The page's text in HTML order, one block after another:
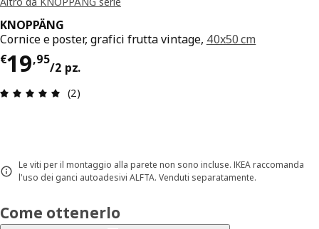
KNOPPÄNG
Cornice e poster, grafici frutta vintage, 40x50 cm
€19,95
/2 pz.
Prezzo € 19,95/2 pz.
Recensione: 5 di 5 stelle. Recensioni totali: 2
(2)
Le viti per il montaggio alla parete non sono incluse. IKEA raccomanda
l'uso dei ganci autoadesivi ALFTA. Venduti separatamente.
Come ottenerlo